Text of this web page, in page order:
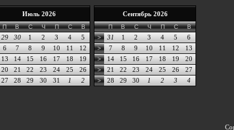
Июль 2026
П В С Ч П С
В
29 30 1 2 3 4 5
6 7 8 9 10 11 12
13 14 15 16 17 18 19
20 21 22 23 24 25 26
27 28 29 30 31 1 2
Сентябрь 2026
П В С Ч П С
В
>
31 1 2 3 4 5 6
> 7 8 9 10 11 12 13
> 14 15 16 17 18 19 20
> 21 22 23 24 25 26 27
> 28 29 30 1 2 3 4